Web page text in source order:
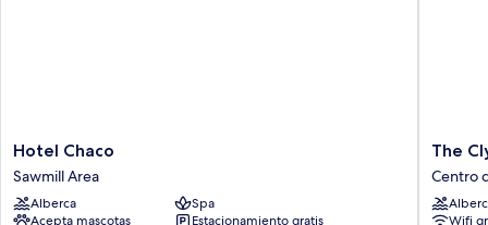
Hotel
Chaco
Sawmill
Area
Hotel Chaco
Sawmill Area
Alberca
Spa
Acepta mascotas
Estacionamiento gratis
The
Clyde
Hotel
Centro
The
Centro
Wifi